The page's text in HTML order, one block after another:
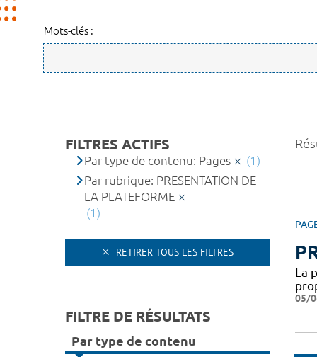
Mots-clés :
La
05/
FILTRES ACTIFS
Par type de contenu: Pages
(1)
Par rubrique: PRESENTATION DE
LA PLATEFORME
(1)
RETIRER TOUS LES FILTRES
FILTRE DE RÉSULTATS
Par type de contenu